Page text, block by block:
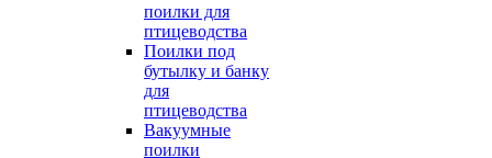
поилки для
птицеводства
Поилки под
бутылку и банку
для
птицеводства
Вакуумные
поилки